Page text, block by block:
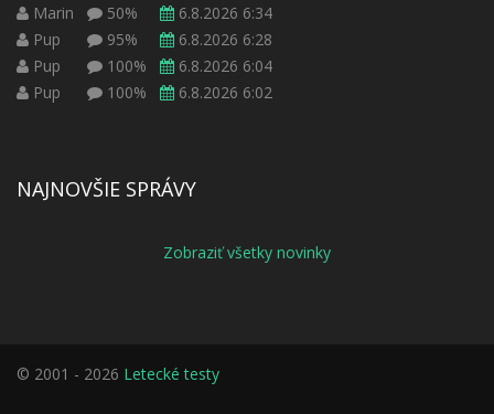
Marin
50%
6.8.2026 6:34
Pup
95%
6.8.2026 6:28
Pup
100%
6.8.2026 6:04
Pup
100% 6.8.2026 6:02
NAJNOVŠIE SPRÁVY
Zobraziť všetky novinky
© 2001 - 2026 Letecké testy